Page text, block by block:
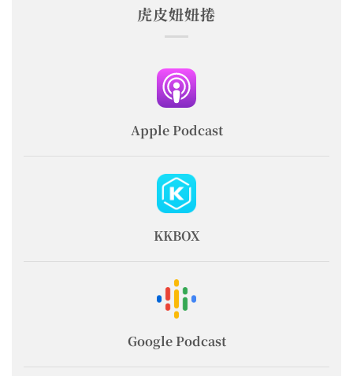
虎皮妞妞捲
Apple Podcast
KKBOX
Google Podcast